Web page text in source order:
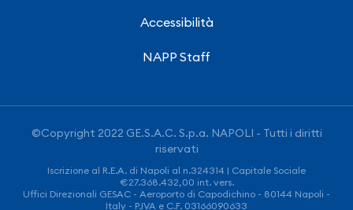
Accessibilità
NAPP Staff
©Copyright 2022 GE.S.A.C. S.p.a. NAPOLI - Tutti i diritti
riservati
Iscrizione al R.E.A. di Napoli al n.324314 | Capitale Sociale
€27.368.432,00 int. vers.
Uffici Direzionali GESAC - Aeroporto di Capodichino - 80144 Napoli -
Italy - P.IVA e C.F. 03166090633